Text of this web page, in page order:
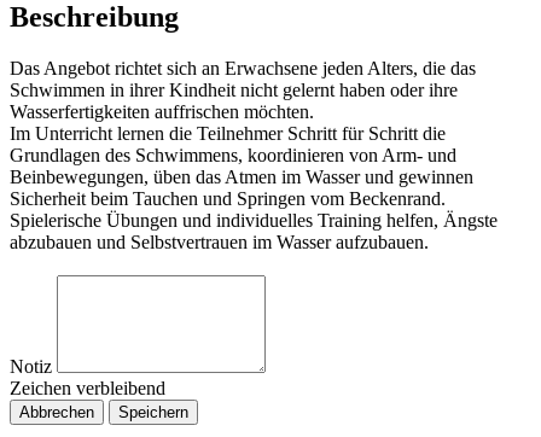
Beschreibung
Das Angebot richtet sich an Erwachsene jeden Alters, die das
Schwimmen in ihrer Kindheit nicht gelernt haben oder ihre
Wasserfertigkeiten auffrischen möchten.
Im Unterricht lernen die Teilnehmer Schritt für Schritt die
Grundlagen des Schwimmens, koordinieren von Arm- und
Beinbewegungen, üben das Atmen im Wasser und gewinnen
Sicherheit beim Tauchen und Springen vom Beckenrand.
Spielerische Übungen und individuelles Training helfen, Ängste
abzubauen und Selbstvertrauen im Wasser aufzubauen.
Notiz
Zeichen verbleibend
Abbrechen Speichern